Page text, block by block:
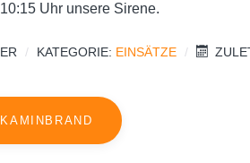
Uhr unsere Sirene.
KATEGORIE: EINSÄTZE